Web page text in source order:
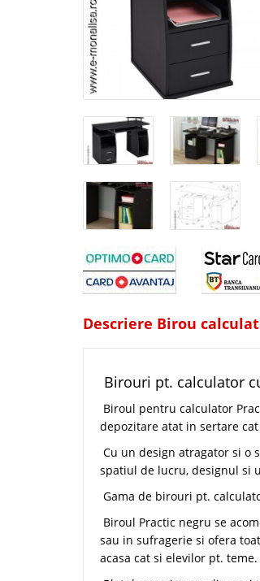
Descriere Birou
Birouri pt. calculator
Biroul pentru calculator
depozitare atat in sertare
Cu un design atragator si
spatiul de lucru, designul si
Gama de birouri pt.
Biroul Practic negru se
sau in sufragerie si ofera
acasa cat si elevilor pt. teme.